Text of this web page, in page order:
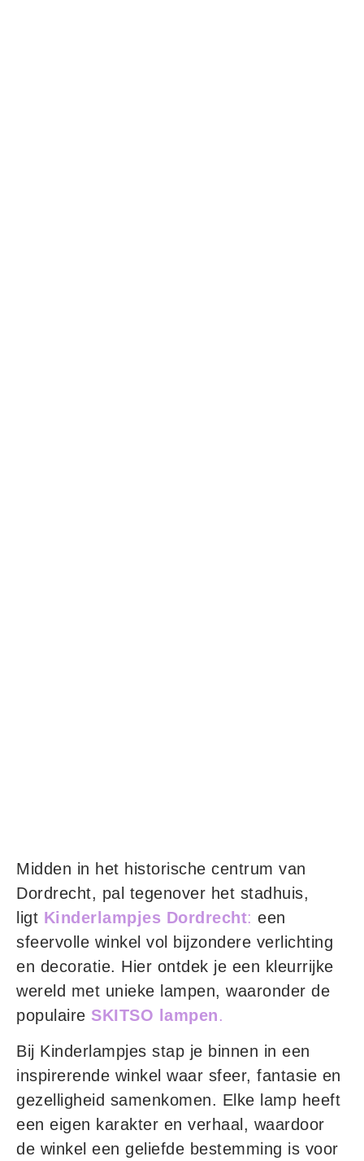
Midden in het historische centrum van
Dordrecht, pal tegenover het stadhuis,
ligt Kinderlampjes Dordrecht: een
sfeervolle winkel vol bijzondere verlichting
en decoratie. Hier ontdek je een kleurrijke
wereld met unieke lampen, waaronder de
populaire SKITSO lampen.
Bij Kinderlampjes stap je binnen in een
inspirerende winkel waar sfeer, fantasie en
gezelligheid samenkomen. Elke lamp heeft
een eigen karakter en verhaal, waardoor
de winkel een geliefde bestemming is voor